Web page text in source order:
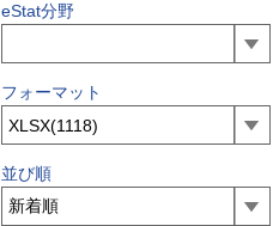
eStat分野
フォーマット
並び順